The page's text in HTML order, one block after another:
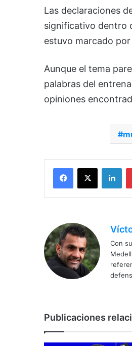
Las declaraciones
significativo dentro
estuvo marcado
Aunque el tema
palabras del
opiniones
Facebook
X
Con
Publicaciones